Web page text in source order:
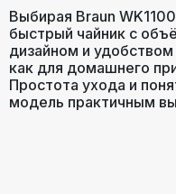
Выбирая Braun
быстрый чайник с
дизайном и
как для домашнего
Простота ухода и
модель практичным